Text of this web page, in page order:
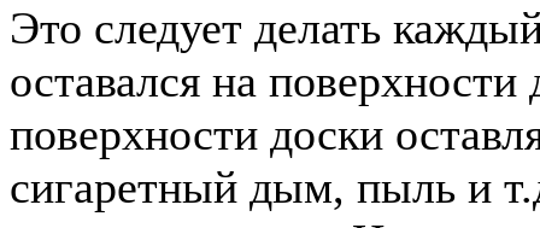
Это следует делать
оставался на
поверхности доски
сигаретный дым, пыль и